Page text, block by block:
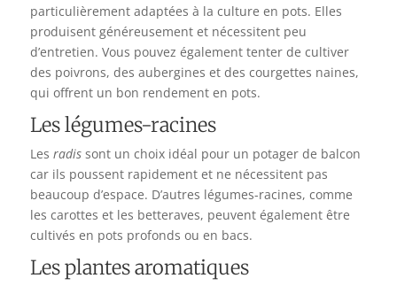
particulièrement adaptées à la culture en pots. Elles
produisent généreusement et nécessitent peu
d’entretien. Vous pouvez également tenter de cultiver
des poivrons, des aubergines et des courgettes naines,
qui offrent un bon rendement en pots.
Les légumes-racines
Les radissont un choix idéal pour un potager de balcon
car ils poussent rapidement et ne nécessitent pas
beaucoup d’espace. D’autres légumes-racines, comme
les carottes et les betteraves, peuvent également être
cultivés en pots profonds ou en bacs.
Les plantes aromatiques